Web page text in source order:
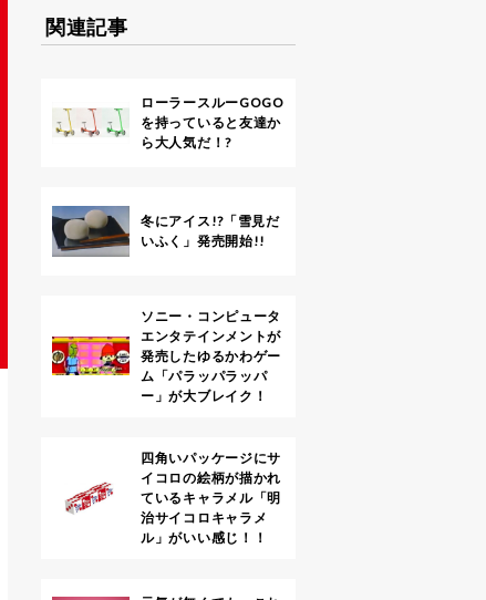
関連記事
ローラースルーGOGO
を持っていると友達か
ら大人気だ！?
冬にアイス!?「雪見だ
いふく」発売開始!!
ソニー・コンピュータ
エンタテインメントが
発売したゆるかわゲー
ム「パラッパラッパ
ー」が大ブレイク！
四角いパッケージにサ
イコロの絵柄が描かれ
ているキャラメル「明
治サイコロキャラメ
ル」がいい感じ！！